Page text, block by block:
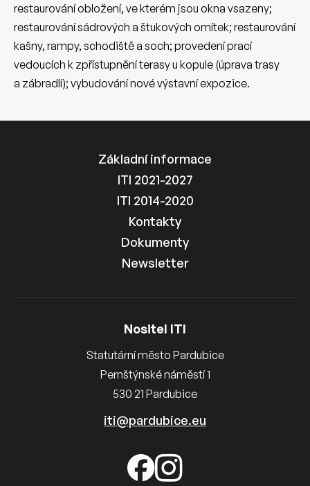
restaurování obložení, ve kterém jsou okna vsazeny;
restaurování sádrových a štukových omítek; restaurování
kašny, rampy, schodiště a soch; provedení prací
vedoucích k zpřístupnění terasy u kopule (úprava trasy
a zábradlí); vybudování nové výstavní expozice.
Základní informace
ITI 2021-2027
ITI 2014-2020
Kontakty
Dokumenty
Newsletter
Nositel ITI
Statutární město Pardubice
Pernštýnské náměstí 1
530 21 Pardubice
iti@pardubice.eu